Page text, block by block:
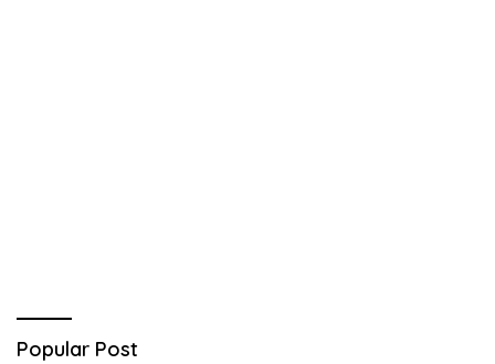
Popular Post